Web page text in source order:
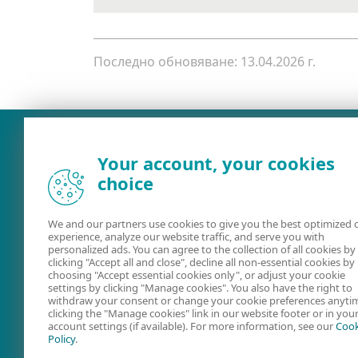
Последно обновяване: 13.04.2026 г.
Ръководства за
потребителя
Форум на
Your account, your cookies
choice
We and our partners use cookies to give you the best optimized
experience, analyze our website traffic, and serve you with
personalized ads. You can agree to the collection of all cookies by
clicking "Accept all and close", decline all non-essential cookies by
choosing "Accept essential cookies only", or adjust your cookie
settings by clicking "Manage cookies". You also have the right to
withdraw your consent or change your cookie preferences
clicking the "Manage cookies" link in our website footer or in your
account settings (if available). For more information, see our
Policy.